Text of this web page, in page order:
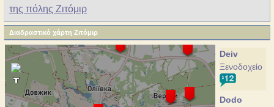
της πόλης Ζιτόμιρ
Διαδραστικό χάρτη Ζιτόμιρ
Deiv
Ξενοδοχείο
Dodo